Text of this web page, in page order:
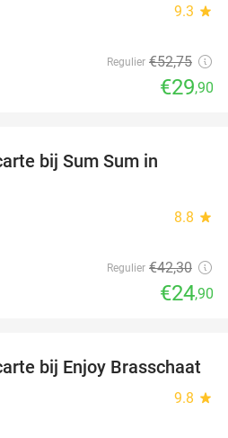
9.3 star
Regulier €52,75
€29,90
bij Sum Sum in
8.8 star
Regulier €42,30
€24,90
39%
bij Enjoy Brasschaat
9.8 star